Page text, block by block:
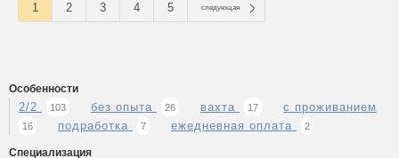
1 2 3 4 5 следующая
Особенности
2/2 103 без опыта 26 вахта 17 с проживанием
16 подработка 7 ежедневная оплата 2
Специализация